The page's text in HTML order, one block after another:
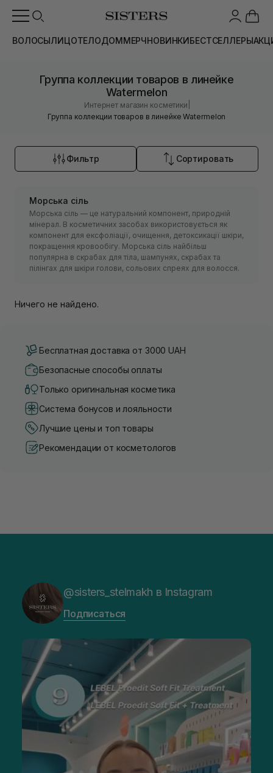
ВОЛОСЫЛИЦОТЕЛОДОММЕРЧНОВИНКИБЕСТСЕЛЛЕРЫ
Группа коллекции товаров в линейке
Watermelon
Интернет магазин косметики
Группа коллекции товаров в линейке Watermelon
Фильтр Сортировать
Морська сіль
Морська сіль — це натуральний компонент, природній
мінерал. В косметичних засобах використовується як
компонент для ексфоліації, очищення, детоксикації шкіри,
покращення кровообігу. Морська сіль найбільш
популярна в скрабах для тіла, шампунях, скрабах та
пілінгах для шкіри голови, сольових спреях для волосся.
Ничего не найдено.
Бесплатная доставка от 3000 UAH
Безопасные способы оплаты
Только оригинальная косметика
Система бонусов и лояльности
Лучшие цены и топ товары
Рекомендации от косметологов
@sisters_stelmakh в Instagram
Подписаться